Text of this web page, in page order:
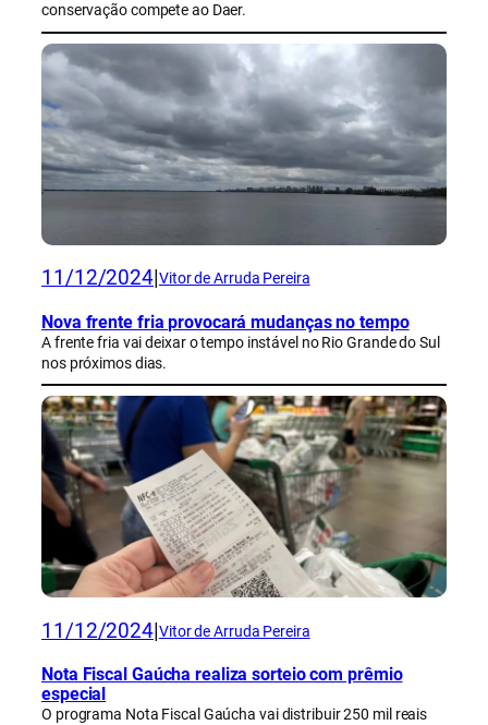
conservação compete ao Daer.
11/12/2024 Vitor de Arruda Pereira
Nova frente fria provocará mudanças no tempo
A frente fria vai deixar o tempo instável no Rio Grande do Sul
nos próximos dias.
11/12/2024 Vitor de Arruda Pereira
Nota Fiscal Gaúcha realiza sorteio com prêmio
especial
O programa Nota Fiscal Gaúcha vai distribuir 250 mil reais